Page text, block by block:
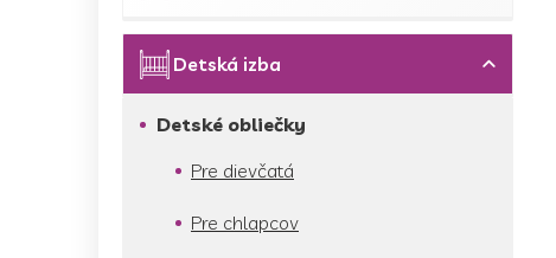
Detská izba
Detské obliečky
Pre dievčatá
Pre chlapcov